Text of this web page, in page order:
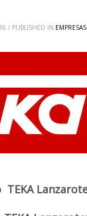
/ PUBLISHED IN
TEKA